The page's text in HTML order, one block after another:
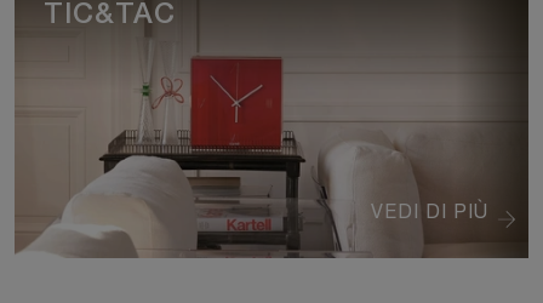
VEDI DI PIÙ
TIC&TAC